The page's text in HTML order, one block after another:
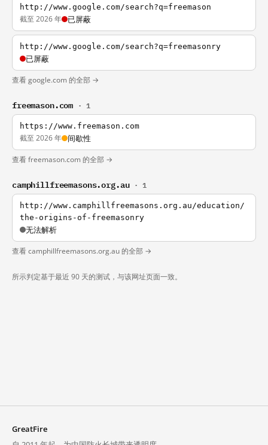
http://www.google.com/search?q=freemason
截至 2026 年 已屏蔽
http://www.google.com/search?q=freemasonry
已屏蔽
查看 google.com 的全部 →
freemason.com · 1
https://www.freemason.com
截至 2026 年 间歇性
查看 freemason.com 的全部 →
camphillfreemasons.org.au · 1
http://www.camphillfreemasons.org.au/education/
the-origins-of-freemasonry
无法解析
查看 camphillfreemasons.org.au 的全部 →
所示判定基于最近 90 天的测试，与该网址页面一致。
GreatFire